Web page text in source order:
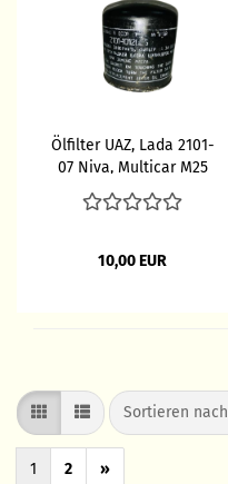
Ölfilter UAZ, Lada 2101-
07 Niva, Multicar M25
10,00 EUR
Sortieren nach
Sortieren nach
1 2 »